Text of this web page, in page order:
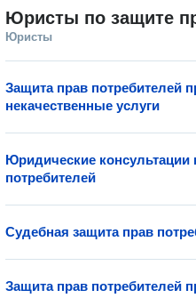
Юристы по защите
Юристы
Защита прав потребителей
некачественные услуги
Юридические консультации
потребителей
Судебная защита прав
Защита прав потребителей